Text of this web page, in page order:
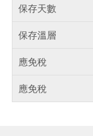
保存天數
保存溫層
應免稅
應免稅